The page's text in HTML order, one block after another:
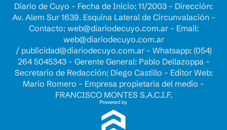
Diario de Cuyo - Fecha de Inicio: 11/2003 - Dirección:
Av. Alem Sur 1639. Esquina Lateral de Circunvalación -
Contacto: web@diariodecuyo.com.ar- Email:
web@diariodecuyo.com.ar
/ publicidad@diariodecuyo.com.ar- Whatsapp: (054)
264 5045343 - Gerente General: Pablo Dellazoppa -
Secretario de Redacción: Diego Castillo - Editor Web:
Mario Romero - Empresa propietaria del medio -
FRANCISCO MONTES S.A.C.I.F.